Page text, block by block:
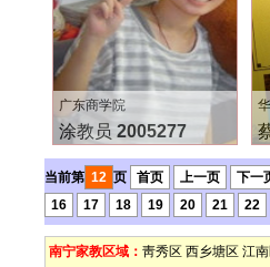
广东商学院
涂教员 2005277
当前第 12 页 首页 上一页 下一
16
17 18 19 20 21 22
南宁家教区域： 靑秀区 西乡塘区 江